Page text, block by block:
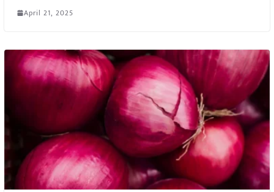
April 21, 2025